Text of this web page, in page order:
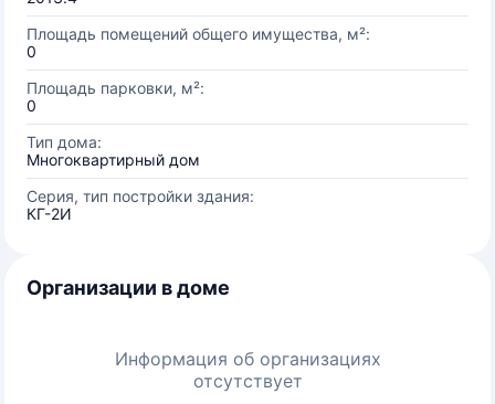
Площадь помещений общего имущества, м²:
0
Площадь парковки, м²:
0
Тип дома:
Многоквартирный дом
Серия, тип постройки здания:
КГ-2И
Организации в доме
Информация об организациях
отсутствует